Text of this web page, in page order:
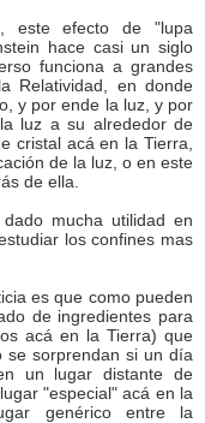
este efecto de "lupa
hace casi un siglo
funciona a grandes
Relatividad, en donde
y por ende la luz, y por
luz a su alrededor de
cristal acá en la Tierra,
de la luz, o en este
de ella.
mucha utilidad en
los confines mas
es que como pueden
de ingredientes para
acá en la Tierra) que
se sorprendan si un día
un lugar distante de
"especial" acá en la
genérico entre la